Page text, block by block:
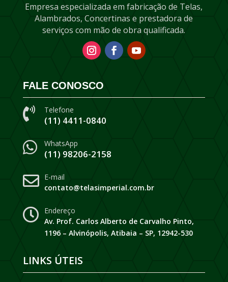
Empresa especializada em fabricação de Telas,
Alambrados, Concertinas e prestadora de
serviços com mão de obra qualificada.
FALE CONOSCO
 Telefone
(11) 4411-0840
 WhatsApp
(11) 98206-2158
 E-mail
contato@telasimperial.com.br

Endereço
Av. Prof. Carlos Alberto de Carvalho Pinto,
1196 – Alvinópolis, Atibaia – SP, 12942-530
LINKS ÚTEIS